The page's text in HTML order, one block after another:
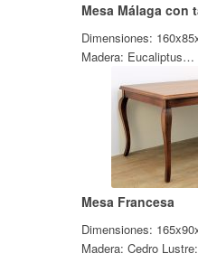
Mesa Málaga con
Dimensiones:
Madera: Eucaliptus…
Mesa Francesa
Dimensiones:
Madera: Cedro